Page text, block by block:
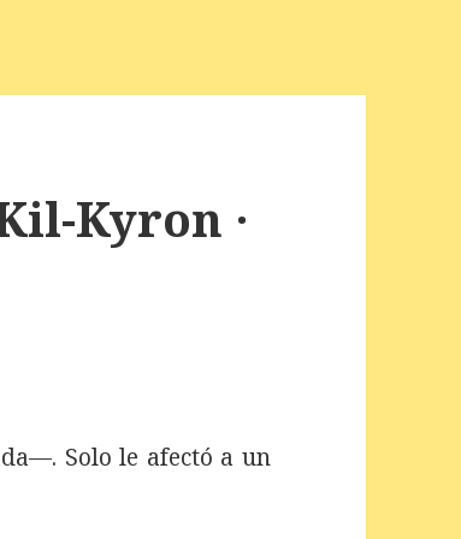
Kyron ·
Solo le afectó a un